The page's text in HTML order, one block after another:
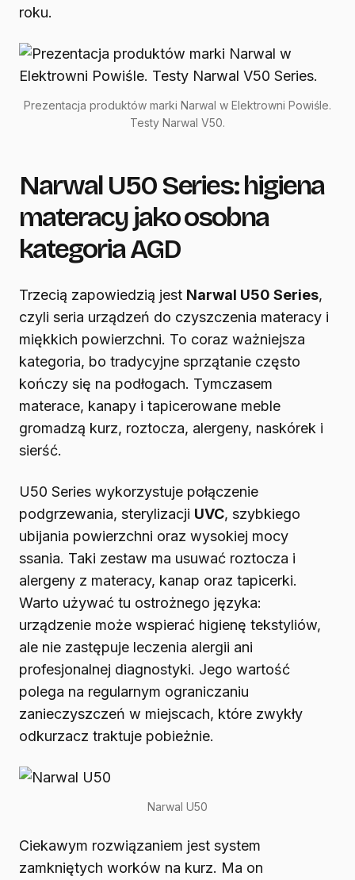
roku.
Prezentacja produktów marki Narwal w Elektrowni Powiśle.
Testy Narwal V50.
Narwal U50 Series: higiena
materacy jako osobna
kategoria AGD
Trzecią zapowiedzią jest Narwal U50 Series,
czyli seria urządzeń do czyszczenia materacy i
miękkich powierzchni. To coraz ważniejsza
kategoria, bo tradycyjne sprzątanie często
kończy się na podłogach. Tymczasem
materace, kanapy i tapicerowane meble
gromadzą kurz, roztocza, alergeny, naskórek i
sierść.
U50 Series wykorzystuje połączenie
podgrzewania, sterylizacji UVC, szybkiego
ubijania powierzchni oraz wysokiej mocy
ssania. Taki zestaw ma usuwać roztocza i
alergeny z materacy, kanap oraz tapicerki.
Warto używać tu ostrożnego języka:
urządzenie może wspierać higienę tekstyliów,
ale nie zastępuje leczenia alergii ani
profesjonalnej diagnostyki. Jego wartość
polega na regularnym ograniczaniu
zanieczyszczeń w miejscach, które zwykły
odkurzacz traktuje pobieżnie.
Narwal U50
Ciekawym rozwiązaniem jest system
zamkniętych worków na kurz. Ma on